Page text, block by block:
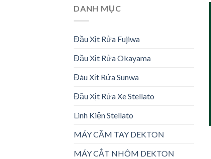
DANH MỤC
Đầu Xịt Rửa Fujiwa
Đầu Xịt Rửa Okayama
Đàu Xịt Rửa Sunwa
Đầu Xịt Rửa Xe Stellato
Linh Kiện Stellato
MÁY CẦM TAY DEKTON
MÁY CẮT NHÔM DEKTON